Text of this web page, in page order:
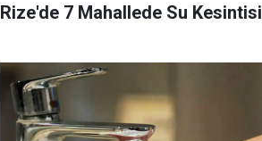
Rize'de 7 Mahallede Su Kesintisi